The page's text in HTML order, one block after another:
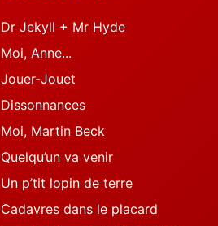
Dr Jekyll + Mr Hyde
Moi, Anne...
Jouer-Jouet
Dissonnances
Moi, Martin Beck
Quelqu’un va venir
Un p’tit lopin de terre
Cadavres dans le placard